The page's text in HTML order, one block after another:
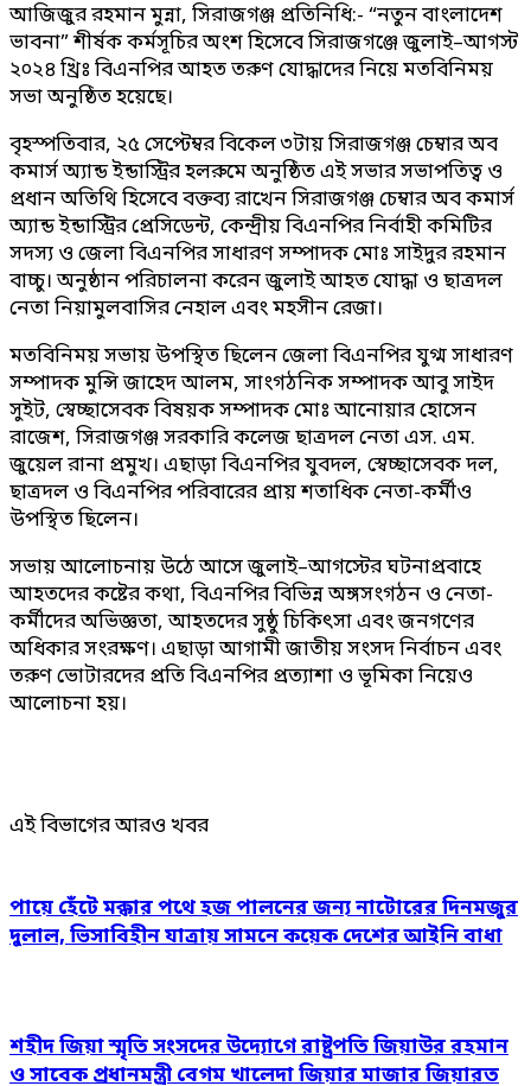
আজিজুর রহমান মুন্না, সিরাজগঞ্জ প্রতিনিধি:- “নতুন বাংলাদেশ
ভাবনা” শীর্ষক কর্মসূচির অংশ হিসেবে সিরাজগঞ্জে জুলাই–আগস্ট
২০২৪ খ্রিঃ বিএনপির আহত তরুণ যোদ্ধাদের নিয়ে মতবিনিময়
সভা অনুষ্ঠিত হয়েছে।
বৃহস্পতিবার, ২৫ সেপ্টেম্বর বিকেল ৩টায় সিরাজগঞ্জ চেম্বার অব
কমার্স অ্যান্ড ইন্ডাস্ট্রির হলরুমে অনুষ্ঠিত এই সভার সভাপতিত্ব ও
প্রধান অতিথি হিসেবে বক্তব্য রাখেন সিরাজগঞ্জ চেম্বার অব কমার্স
অ্যান্ড ইন্ডাস্ট্রির প্রেসিডেন্ট, কেন্দ্রীয় বিএনপির নির্বাহী কমিটির
সদস্য ও জেলা বিএনপির সাধারণ সম্পাদক মোঃ সাইদুর রহমান
বাচ্চু। অনুষ্ঠান পরিচালনা করেন জুলাই আহত যোদ্ধা ও ছাত্রদল
নেতা নিয়ামুলবাসির নেহাল এবং মহসীন রেজা।
মতবিনিময় সভায় উপস্থিত ছিলেন জেলা বিএনপির যুগ্ম সাধারণ
সম্পাদক মুন্সি জাহেদ আলম, সাংগঠনিক সম্পাদক আবু সাইদ
সুইট, স্বেচ্ছাসেবক বিষয়ক সম্পাদক মোঃ আনোয়ার হোসেন
রাজেশ, সিরাজগঞ্জ সরকারি কলেজ ছাত্রদল নেতা এস. এম.
জুয়েল রানা প্রমুখ। এছাড়া বিএনপির যুবদল, স্বেচ্ছাসেবক দল,
ছাত্রদল ও বিএনপির পরিবারের প্রায় শতাধিক নেতা-কর্মীও
উপস্থিত ছিলেন।
সভায় আলোচনায় উঠে আসে জুলাই–আগস্টের ঘটনাপ্রবাহে
আহতদের কষ্টের কথা, বিএনপির বিভিন্ন অঙ্গসংগঠন ও নেতা-
কর্মীদের অভিজ্ঞতা, আহতদের সুষ্ঠু চিকিৎসা এবং জনগণের
অধিকার সংরক্ষণ। এছাড়া আগামী জাতীয় সংসদ নির্বাচন এবং
তরুণ ভোটারদের প্রতি বিএনপির প্রত্যাশা ও ভূমিকা নিয়েও
আলোচনা হয়।
এই বিভাগের আরও খবর
পায়ে হেঁটে মক্কার পথে হজ পালনের জন্য নাটোরের দিনমজুর
দুলাল, ভিসাবিহীন যাত্রায় সামনে কয়েক দেশের আইনি বাধা
শহীদ জিয়া স্মৃতি সংসদের উদ্যোগে রাষ্ট্রপতি জিয়াউর রহমান
ও সাবেক প্রধানমন্ত্রী বেগম খালেদা জিয়ার মাজার জিয়ারত